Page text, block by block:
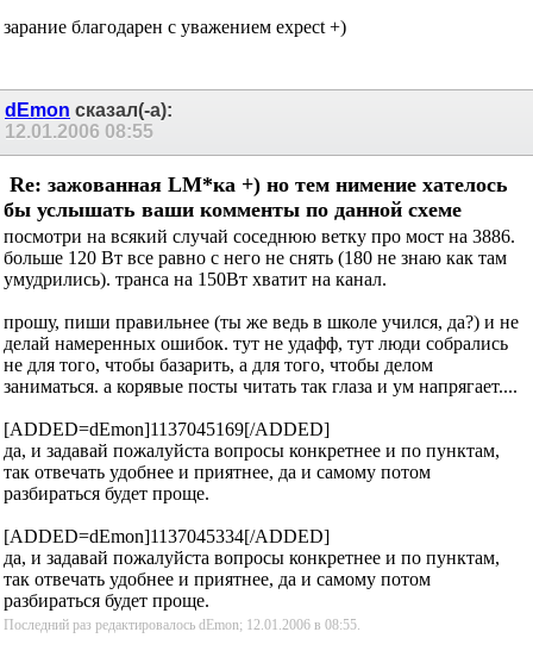
зарание благодарен с уважением expect +)
dEmon сказал(-а):
12.01.2006 08:55
Re: зажованная LM*ка +) но тем нимение хателось
бы услышать ваши комменты по данной схеме
посмотри на всякий случай соседнюю ветку про мост на 3886.
больше 120 Вт все равно с него не снять (180 не знаю как там
умудрились). транса на 150Вт хватит на канал.
прошу, пиши правильнее (ты же ведь в школе учился, да?) и не
делай намеренных ошибок. тут не удафф, тут люди собрались
не для того, чтобы базарить, а для того, чтобы делом
заниматься. а корявые посты читать так глаза и ум напрягает....
[ADDED=dEmon]1137045169[/ADDED]
да, и задавай пожалуйста вопросы конкретнее и по пунктам,
так отвечать удобнее и приятнее, да и самому потом
разбираться будет проще.
[ADDED=dEmon]1137045334[/ADDED]
да, и задавай пожалуйста вопросы конкретнее и по пунктам,
так отвечать удобнее и приятнее, да и самому потом
разбираться будет проще.
Последний раз редактировалось dEmon; 12.01.2006 в 08:55